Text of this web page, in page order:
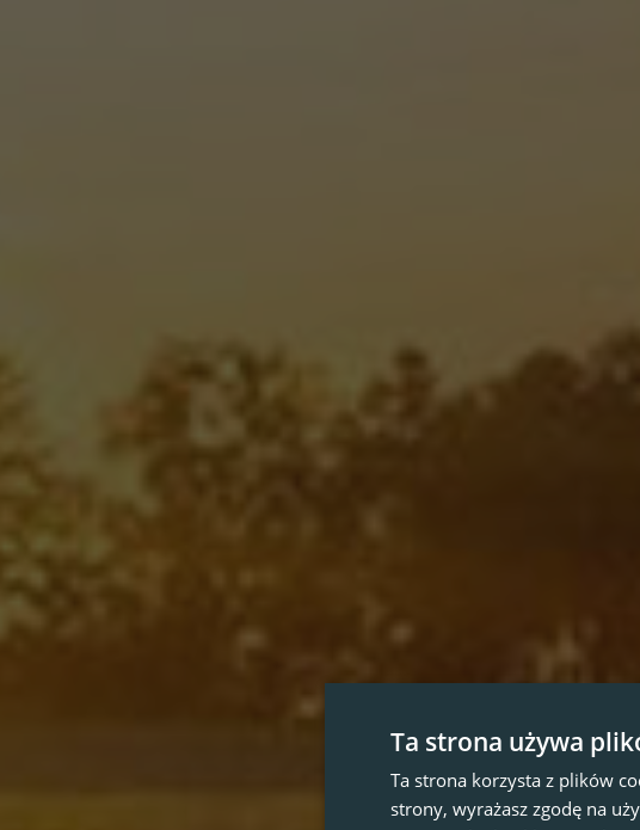
Ta strona używa
Ta strona korzysta z plików
strony, wyrażasz zgodę na